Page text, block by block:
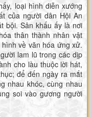
loại hình diễn xướng
của người dân Hội An
bội. Sân khấu ấy là nơi
thân thành nhân vật
về văn hóa ứng xử.
lam lũ trong các dịp
cho làu thuộc lời hát,
để đến ngày ra mắt
nhau khóc, cùng nhau
soi vào gương người